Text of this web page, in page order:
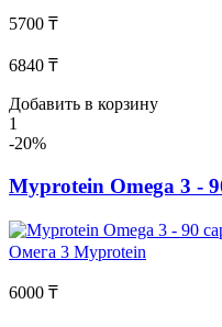
5700 ₸
6840 ₸
Добавить в корзину
1
-20%
Myprotein Omega 3 -
Омега 3 Myprotein
6000 ₸